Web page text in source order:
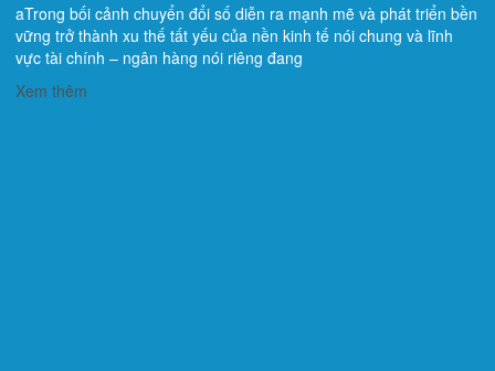
aTrong bối cảnh chuyển đổi số diễn ra mạnh mẽ và phát triển bền
vững trở thành xu thế tất yếu của nền kinh tế nói chung và lĩnh
vực tài chính – ngân hàng nói riêng đang
Xem thêm